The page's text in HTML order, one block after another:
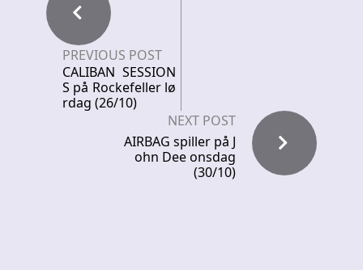
PREVIOUS POST
CALIBAN SESSION
S på Rockefeller lø
rdag (26/10)
NEXT POST
AIRBAG spiller på J
ohn Dee onsdag
(30/10)